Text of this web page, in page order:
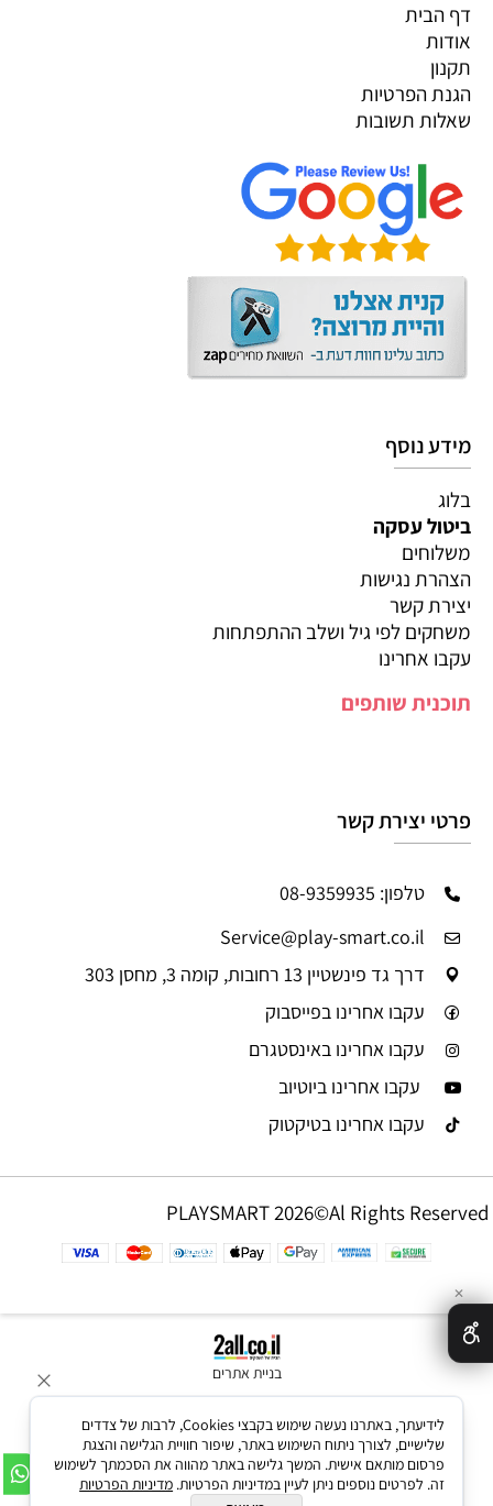
דף הבית
אודות
תקנון
הגנת הפרטיות
שאלות תשובות
מידע נוסף
בלוג
ביטול עסקה
משלוחים
הצהרת נגישות
יצירת קשר
משחקים לפי גיל ושלב ההתפתחות
עקבו אחרינו
תוכנית שותפים
פרטי יצירת קשר
טלפון: 08-9359935
Service@play-smart.co.il
דרך גד פינשטיין 13 רחובות, קומה 3, מחסן 303
עקבו אחרינו בפייסבוק
עקבו אחרינו באינסטגרם
עקבו אחרינו ביוטיוב
עקבו אחרינו בטיקטוק
PLAYSMART 2026©Al Rights Reserved
בניית אתרים
✕
לידיעתך, באתרנו נעשה שימוש בקבצי Cookies, לרבות של צדדים
שלישיים, לצורך ניתוח השימוש באתר, שיפור חוויית הגלישה והצגת
פרסום מותאם אישית. המשך גלישה באתר מהווה את הסכמתך לשימוש
זה. לפרטים נוספים ניתן לעיין במדיניות הפרטיות. מדיניות הפרטיות